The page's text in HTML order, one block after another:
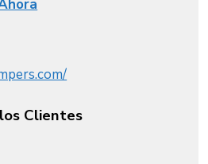
Clientes